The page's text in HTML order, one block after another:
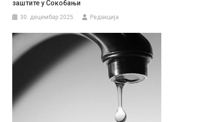
заштите у Сокобањи
30. децембар 2025. Редакција